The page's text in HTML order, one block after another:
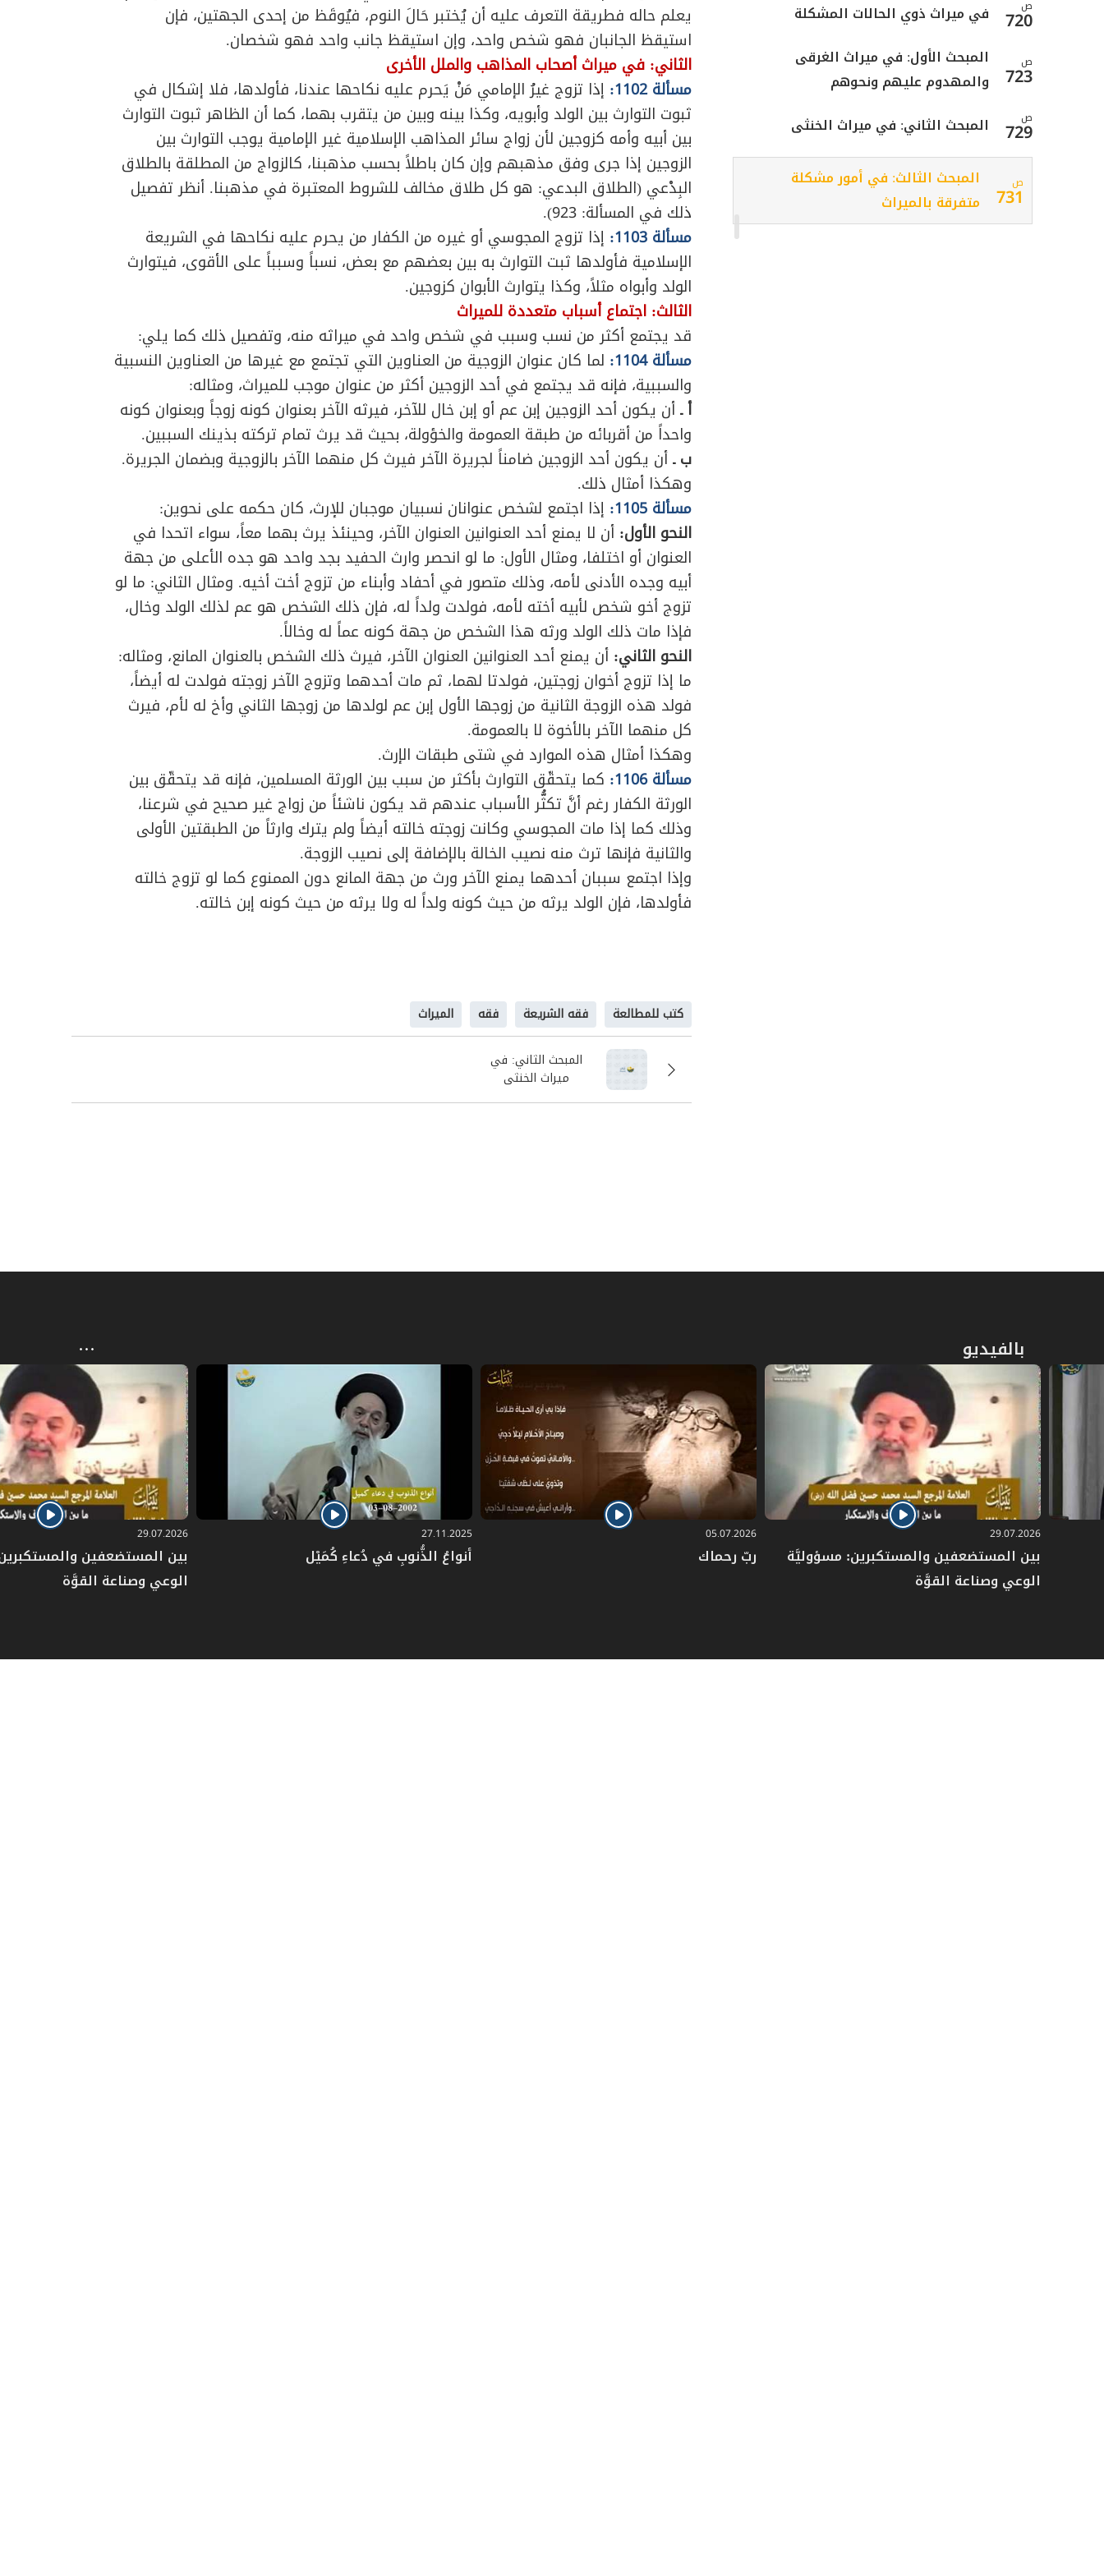
يعلم حاله فطريقة التعرف عليه أن يُختبر حَالَ النوم، فيُوقَظ من إحدى الجهتين، فإن
استيقظ الجانبان فهو شخص واحد، وإن استيقظ جانب واحد فهو شخصان.
الثاني: في ميراث أصحاب المذاهب والملل الأخرى
مسألة 1102:
إذا تزوج غيرُ الإمامي مَنْ يَحرم عليه نكاحها عندنا، فأولدها، فلا إشكال في
ثبوت التوارث بين الولد وأبويه، وكذا بينه وبين من يتقرب بهما، كما أن الظاهر ثبوت التوارث
بين أبيه وأمه كزوجين لأن زواج سائر المذاهب الإسلامية غير الإمامية يوجب التوارث بين
الزوجين إذا جرى وفق مذهبهم وإن كان باطلاً بحسب مذهبنا، كالزواج من المطلقة بالطلاق
البِدْعي (الطلاق البدعي: هو كل طلاق مخالف للشروط المعتبرة في مذهبنا. أنظر تفصيل
ذلك في المسألة: 923).
مسألة 1103:
إذا تزوج المجوسي أو غيره من الكفار من يحرم عليه نكاحها في الشريعة
الإسلامية فأولدها ثبت التوارث به بين بعضهم مع بعض، نسباً وسبباً على الأقوى، فيتوارث
الولد وأبواه مثلاً، وكذا يتوارث الأبوان كزوجين.
الثالث: اجتماع أسباب متعددة للميراث
قد يجتمع أكثر من نسب وسبب في شخص واحد في ميراثه منه، وتفصيل ذلك كما يلي:
مسألة 1104:
لما كان عنوان الزوجية من العناوين التي تجتمع مع غيرها من العناوين النسبية
والسببية، فإنه قد يجتمع في أحد الزوجين أكثر من عنوان موجب للميراث، ومثاله:
أ ـأن يكون أحد الزوجين إبن عم أو إبن خال للآخر، فيرثه الآخر بعنوان كونه زوجاً وبعنوان كونه
واحداً من أقربائه من طبقة العمومة والخؤولة، بحيث قد يرث تمام تركته بذينك السببين.
ب ـأن يكون أحد الزوجين ضامناً لجريرة الآخر فيرث كل منهما الآخر بالزوجية وبضمان الجريرة.
وهكذا أمثال ذلك.
مسألة 1105:
إذا اجتمع لشخص عنوانان نسبيان موجبان للإرث، كان حكمه على نحوين:
النحو الأول: أن لا يمنع أحد العنوانين العنوان الآخر، وحينئذ يرث بهما معاً، سواء اتحدا في
العنوان أو اختلفا، ومثال الأول: ما لو انحصر وارث الحفيد بجد واحد هو جده الأعلى من جهة
أبيه وجده الأدنى لأمه، وذلك متصور في أحفاد وأبناء من تزوج أخت أخيه. ومثال الثاني: ما لو
تزوج أخو شخص لأبيه أخته لأمه، فولدت ولداً له، فإن ذلك الشخص هو عم لذلك الولد وخال،
فإذا مات ذلك الولد ورثه هذا الشخص من جهة كونه عماً له وخالاً.
النحو الثاني: أن يمنع أحد العنوانين العنوان الآخر، فيرث ذلك الشخص بالعنوان المانع، ومثاله:
ما إذا تزوج أخوان زوجتين، فولدتا لهما، ثم مات أحدهما وتزوج الآخر زوجته فولدت له أيضاً،
فولد هذه الزوجة الثانية من زوجها الأول إبن عم لولدها من زوجها الثاني وأخ له لأم، فيرث
كل منهما الآخر بالأخوة لا بالعمومة.
وهكذا أمثال هذه الموارد في شتى طبقات الإرث.
مسألة 1106:
كما يتحقّق التوارث بأكثر من سبب بين الورثة المسلمين، فإنه قد يتحقّق بين
الورثة الكفار رغم أنَّ تكثُّر الأسباب عندهم قد يكون ناشئاً من زواج غير صحيح في شرعنا،
وذلك كما إذا مات المجوسي وكانت زوجته خالته أيضاً ولم يترك وارثاً من الطبقتين الأولى
والثانية فإنها ترث منه نصيب الخالة بالإضافة إلى نصيب الزوجة.
وإذا اجتمع سببان أحدهما يمنع الآخر ورث من جهة المانع دون الممنوع كما لو تزوج خالته
فأولدها، فإن الولد يرثه من حيث كونه ولداً له ولا يرثه من حيث كونه إبن خالته.
كتب للمطالعة فقه الشريعة فقه الميراث
المبحث الثاني: في
ميراث الخنثى
ص
720 في ميراث ذوي الحالات المشكلة
ص
723
المبحث الأول: في ميراث الغرقى
والمهدوم عليهم ونحوهم
ص
729 المبحث الثاني: في ميراث الخنثى
ص
731
المبحث الثالث: في أمور مشكلة
متفرقة بالميراث
بالفيديو
29.07.2026
بين المستضعفين والمستكبرين: مسؤوليَّة
الوعي وصناعة القوَّة
05.07.2026
ربّ رحماك
27.11.2025
أنواعُ الذُّنوبِ في دُعاءِ كُمَيْل
29.07.2026
بين المستضعفين
الوعي وصناعة القوَّة